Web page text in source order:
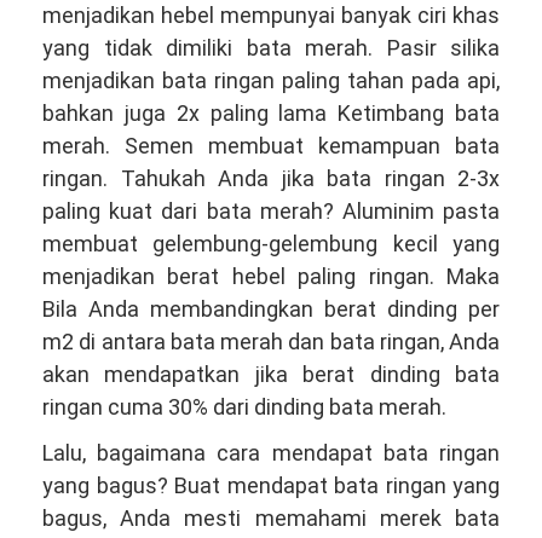
menjadikan hebel mempunyai banyak ciri khas
yang tidak dimiliki bata merah. Pasir silika
menjadikan bata ringan paling tahan pada api,
bahkan juga 2x paling lama Ketimbang bata
merah. Semen membuat kemampuan bata
ringan. Tahukah Anda jika bata ringan 2-3x
paling kuat dari bata merah? Aluminim pasta
membuat gelembung-gelembung kecil yang
menjadikan berat hebel paling ringan. Maka
Bila Anda membandingkan berat dinding per
m2 di antara bata merah dan bata ringan, Anda
akan mendapatkan jika berat dinding bata
ringan cuma 30% dari dinding bata merah.
Lalu, bagaimana cara mendapat bata ringan
yang bagus? Buat mendapat bata ringan yang
bagus, Anda mesti memahami merek bata